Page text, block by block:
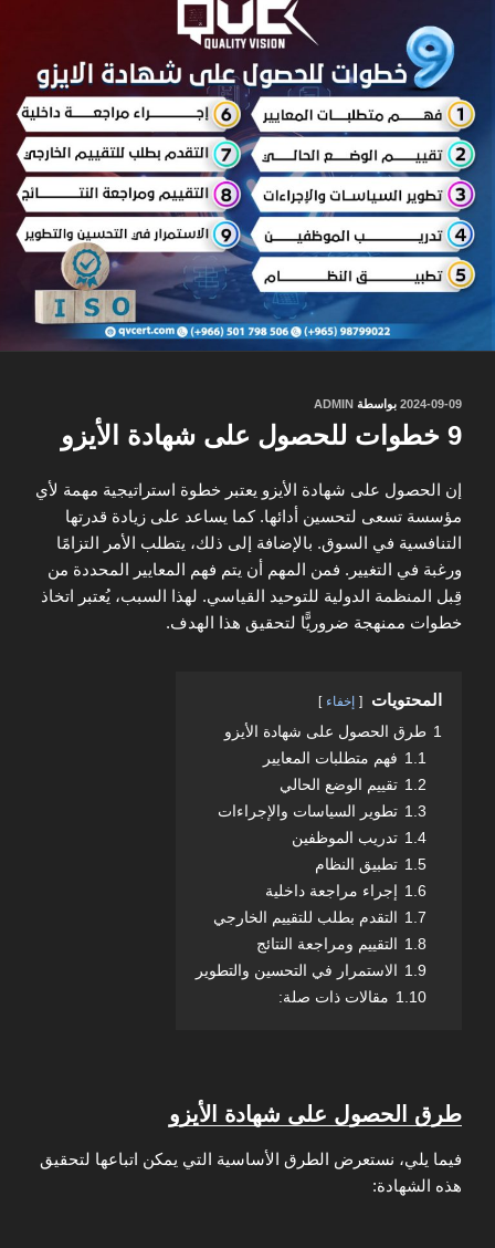
نُشر
2024-09-09 بواسطة ADMIN
9 خطوات للحصول على شهادة الأيزو
إن الحصول على شهادة الأيزو يعتبر خطوة استراتيجية مهمة لأي
مؤسسة تسعى لتحسين أدائها. كما يساعد على زيادة قدرتها
التنافسية في السوق. بالإضافة إلى ذلك، يتطلب الأمر التزامًا
ورغبة في التغيير. فمن المهم أن يتم فهم المعايير المحددة من
قِبل المنظمة الدولية للتوحيد القياسي. لهذا السبب، يُعتبر اتخاذ
خطوات ممنهجة ضروريًّا لتحقيق هذا الهدف.
المحتويات إخفاء
1 طرق الحصول على شهادة الأيزو
1.1 فهم متطلبات المعايير
1.2 تقييم الوضع الحالي
1.3 تطوير السياسات والإجراءات
1.4 تدريب الموظفين
1.5 تطبيق النظام
1.6 إجراء مراجعة داخلية
1.7 التقدم بطلب للتقييم الخارجي
1.8 التقييم ومراجعة النتائج
1.9 الاستمرار في التحسين والتطوير
1.10 مقالات ذات صلة:
طرق الحصول على شهادة الأيزو
فيما يلي، نستعرض الطرق الأساسية التي يمكن اتباعها لتحقيق
هذه الشهادة: